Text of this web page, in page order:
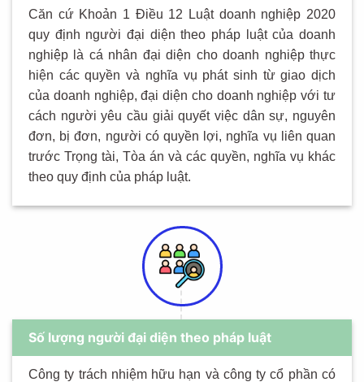
Căn cứ Khoản 1 Điều 12 Luật doanh nghiệp 2020
quy định người đại diện theo pháp luật của doanh
nghiệp là cá nhân đại diện cho doanh nghiệp thực
hiện các quyền và nghĩa vụ phát sinh từ giao dịch
của doanh nghiệp, đại diện cho doanh nghiệp với tư
cách người yêu cầu giải quyết việc dân sự, nguyên
đơn, bị đơn, người có quyền lợi, nghĩa vụ liên quan
trước Trọng tài, Tòa án và các quyền, nghĩa vụ khác
theo quy định của pháp luật.
Số lượng người đại diện theo pháp luật
Công ty trách nhiệm hữu hạn và công ty cổ phần có